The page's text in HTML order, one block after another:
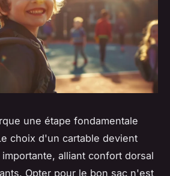
une étape fondamentale
choix d'un cartable devient
alliant confort dorsal
Opter pour le bon sac n'est